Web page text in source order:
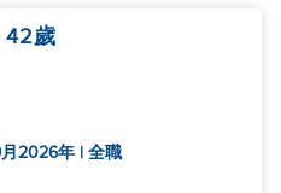
42歲
2026年 | 全職